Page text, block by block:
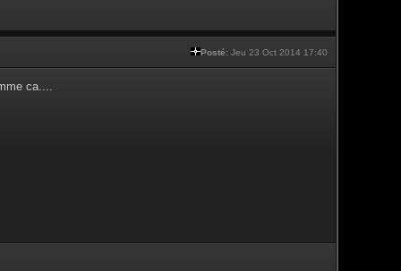
Posté: Jeu 23 Oct 2014 17:40
ca....